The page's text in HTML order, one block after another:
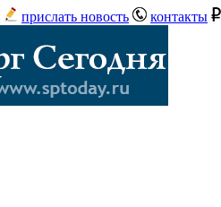
прислать новость контакты